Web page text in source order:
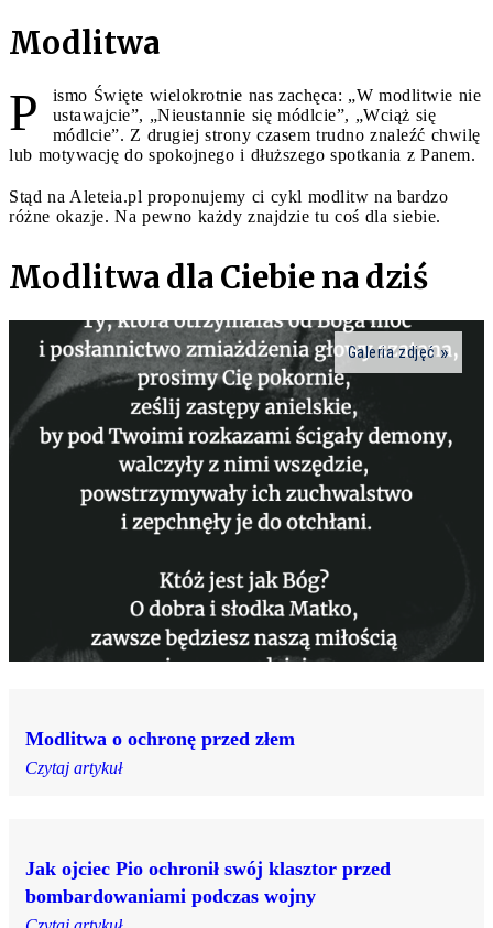
Modlitwa
P
ismo Święte wielokrotnie nas zachęca: „W modlitwie nie
ustawajcie”, „Nieustannie się módlcie”, „Wciąż się
módlcie”. Z drugiej strony czasem trudno znaleźć chwilę
lub motywację do spokojnego i dłuższego spotkania z Panem.
Stąd na Aleteia.pl proponujemy ci cykl modlitw na bardzo
różne okazje. Na pewno każdy znajdzie tu coś dla siebie.
Modlitwa dla Ciebie na dziś
Galeria zdjęć
Modlitwa o ochronę przed złem
Czytaj artykuł
Jak ojciec Pio ochronił swój klasztor przed
bombardowaniami podczas wojny